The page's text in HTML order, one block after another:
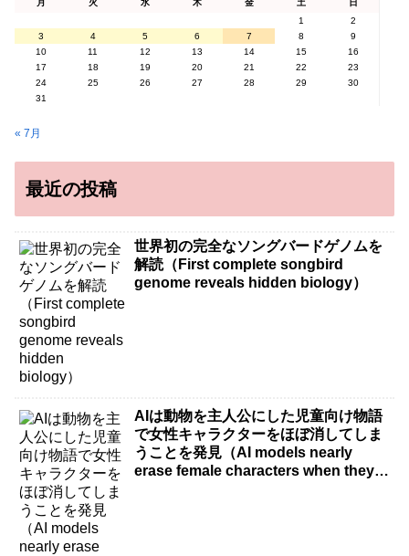
月 火 水 木 金 土
日
1
2
3
4 5 6 7 8
9
10
11 12 13 14 15
16
17
18 19 20 21 22
23
24
25 26 27 28 29
30
31
« 7月
最近の投稿
世界初の完全なソングバードゲノムを
解読（First complete songbird
genome reveals hidden biology）
AIは動物を主人公にした児童向け物語
で女性キャラクターをほぼ消してしま
うことを発見（AI models nearly
erase female characters when they